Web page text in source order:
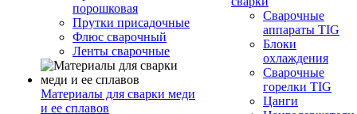
порошковая
Прутки присадочные
Флюс сварочный
Ленты сварочные
Материалы для сварки меди
и ее сплавов
Сварочные
аппараты TIG
Блоки
охлаждения
Сварочные
горелки TIG
Цанги